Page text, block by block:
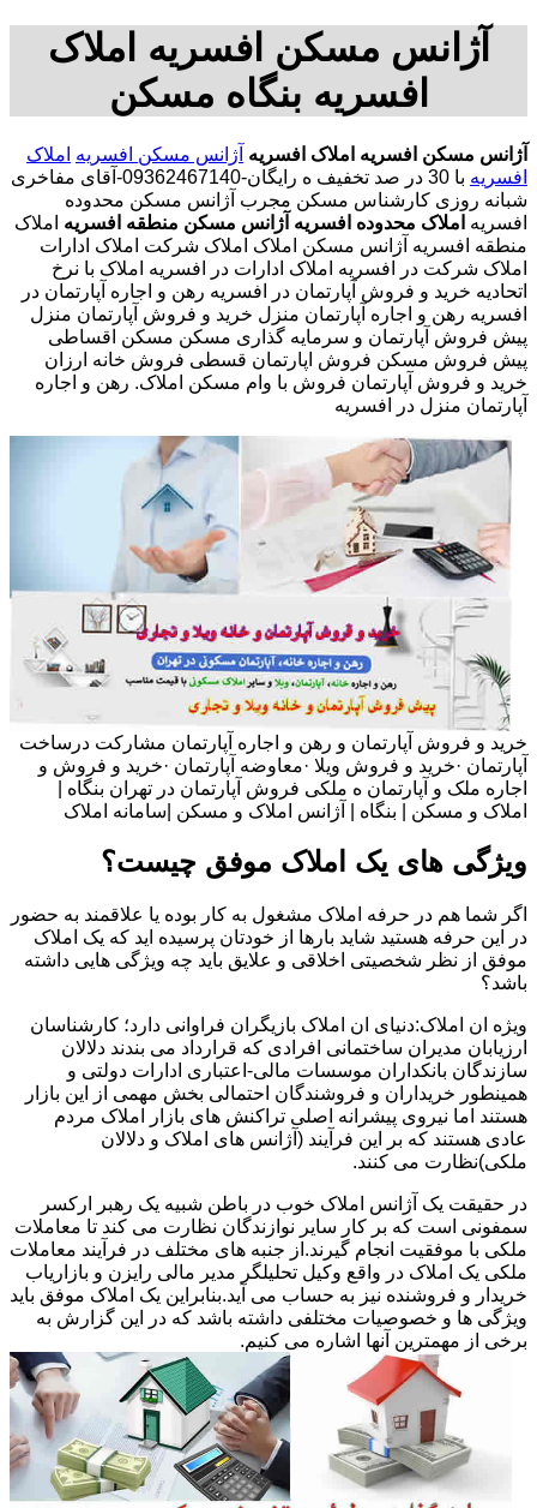
آژانس مسکن افسریه املاک
افسریه بنگاه مسکن
آژانس مسکن افسریه املاک افسریه آژانس مسکن افسریه املاک
افسریه
با 30 در صد تخفیف ه رایگان-09362467140-آقای مفاخری
شبانه روزی کارشناس مسکن مجرب آژانس مسکن محدوده
افسریه املاک محدوده افسریه آژانس مسکن منطقه افسریه املاک
منطقه افسریه آژانس مسکن املاک املاک شرکت املاک ادارات
املاک شرکت در افسریه املاک ادارات در افسریه املاک با نرخ
اتحادیه خرید و فروش آپارتمان در افسریه رهن و اجاره آپارتمان در
افسریه رهن و اجاره آپارتمان منزل خرید و فروش آپارتمان منزل
پیش فروش آپارتمان و سرمایه گذاری مسکن مسکن اقساطی
پیش فروش مسکن فروش اپارتمان قسطی فروش خانه ارزان
خرید و فروش آپارتمان فروش با وام مسکن املاک. رهن و اجاره
آپارتمان منزل در افسریه
خرید و فروش آپارتمان و رهن و اجاره آپارتمان مشارکت درساخت
آپارتمان ·خرید و فروش ویلا ·معاوضه آپارتمان ·خرید و فروش و
اجاره ملک و آپارتمان ه ملکی فروش آپارتمان در تهران بنگاه |
املاک و مسکن | بنگاه | آژانس املاک و مسکن |سامانه املاک
ویژگی های یک املاک موفق چیست؟
اگر شما هم در حرفه املاک مشغول به کار بوده یا علاقمند به حضور
در این حرفه هستید شاید بارها از خودتان پرسیده اید که یک املاک
موفق از نظر شخصیتی اخلاقی و علایق باید چه ویژگی هایی داشته
باشد؟
ویژه ان املاک:دنیای ان املاک بازیگران فراوانی دارد؛ کارشناسان
ارزیابان مدیران ساختمانی افرادی که قرارداد می بندند دلالان
سازندگان بانکداران موسسات مالی-اعتباری ادارات دولتی و
همینطور خریداران و فروشندگان احتمالی بخش مهمی از این بازار
هستند اما نیروی پیشرانه اصلی تراکنش های بازار املاک مردم
عادی هستند که بر این فرآیند (آژانس های املاک و دلالان
ملکی)نظارت می کنند.
در حقیقت یک آژانس املاک خوب در باطن شبیه یک رهبر ارکسر
سمفونی است که بر کار سایر نوازندگان نظارت می کند تا معاملات
ملکی با موفقیت انجام گیرند.از جنبه های مختلف در فرآیند معاملات
ملکی یک املاک در واقع وکیل تحلیلگر مدیر مالی رایزن و بازاریاب
خریدار و فروشنده نیز به حساب می آید.بنابراین یک املاک موفق باید
ویژگی ها و خصوصیات مختلفی داشته باشد که در این گزارش به
برخی از مهمترین آنها اشاره می کنیم.